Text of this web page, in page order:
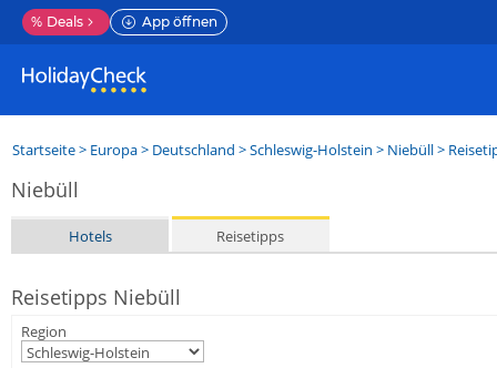
% Deals App öffnen
Startseite> Europa> Deutschland >Schleswig-Holstein > Niebüll>
Niebüll
Hotels Reisetipps
Reisetipps Niebüll
Region